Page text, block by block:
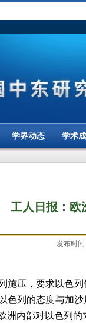
学界动态 学术
工人日报：欧
发布时
施压，要求以色
色列的态度与加
洲内部对以色列